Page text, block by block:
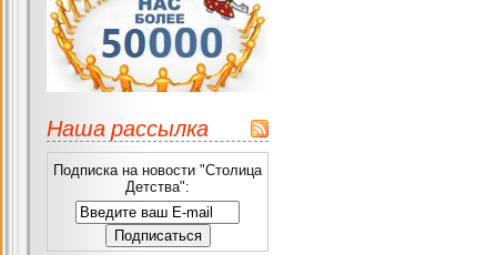
Наша рассылка
Подписка на новости "Столица
Детства":